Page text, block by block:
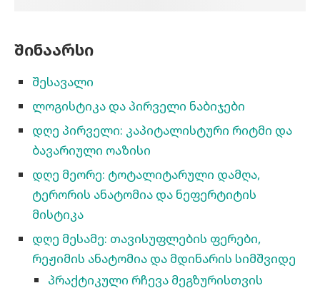
შინაარსი
შესავალი
ლოგისტიკა და პირველი ნაბიჯები
დღე პირველი: კაპიტალისტური რიტმი და
ბავარიული ოაზისი
დღე მეორე: ტოტალიტარული დამღა,
ტერორის ანატომია და ნეფერტიტის
მისტიკა
დღე მესამე: თავისუფლების ფერები,
რეჟიმის ანატომია და მდინარის სიმშვიდე
პრაქტიკული რჩევა მეგზურისთვის